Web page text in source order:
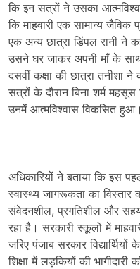
कि इन सत्रों ने उसका
कि माहवारी एक सामान्य जैविक
एक अन्य छात्रा डिंपल रानी
उसने घर जाकर अपनी माँ के
दसवीं कक्षा की छात्रा तनीशा
सत्रों के दौरान बिना शर्म
उनमें आत्मविश्वास विकसित हुआ।
अधिकारियों ने बताया कि इस
स्वास्थ्य जागरूकता का विस्तार
संवेदनशील, प्रगतिशील और
रहा है। सरकारी स्कूलों में
जरिए पंजाब सरकार
शिक्षा में लड़कियों की